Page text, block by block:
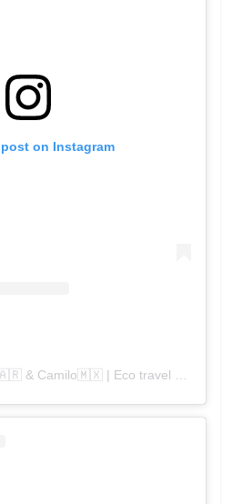
on Instagram
| Eco travel (@planbviajero)